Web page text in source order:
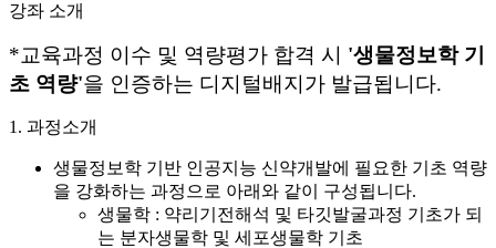
강좌 소개
*교육과정 이수 및 역량평가 합격 시 '생물정보학 기
초 역량'을 인증하는 디지털배지가 발급됩니다.
1. 과정소개
생물정보학 기반 인공지능 신약개발에 필요한 기초 역량
을 강화하는 과정으로 아래와 같이 구성됩니다.
생물학 : 약리기전해석 및 타깃발굴과정 기초가 되
는 분자생물학 및 세포생물학 기초